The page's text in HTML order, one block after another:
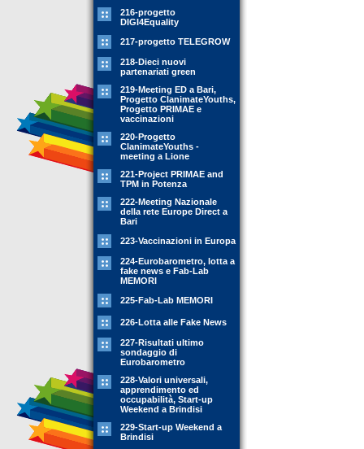
216-progetto
DIGI4Equality
217-progetto TELEGROW
218-Dieci nuovi
partenariati green
219-Meeting ED a Bari,
Progetto ClanimateYouths,
Progetto PRIMAE e
vaccinazioni
220-Progetto
ClanimateYouths -
meeting a Lione
221-Project PRIMAE and
TPM in Potenza
222-Meeting Nazionale
della rete Europe Direct a
Bari
223-Vaccinazioni in Europa
224-Eurobarometro, lotta a
fake news e Fab-Lab
MEMORI
225-Fab-Lab MEMORI
226-Lotta alle Fake News
227-Risultati ultimo
sondaggio di
Eurobarometro
228-Valori universali,
apprendimento ed
occupabilità, Start-up
Weekend a Brindisi
229-Start-up Weekend a
Brindisi